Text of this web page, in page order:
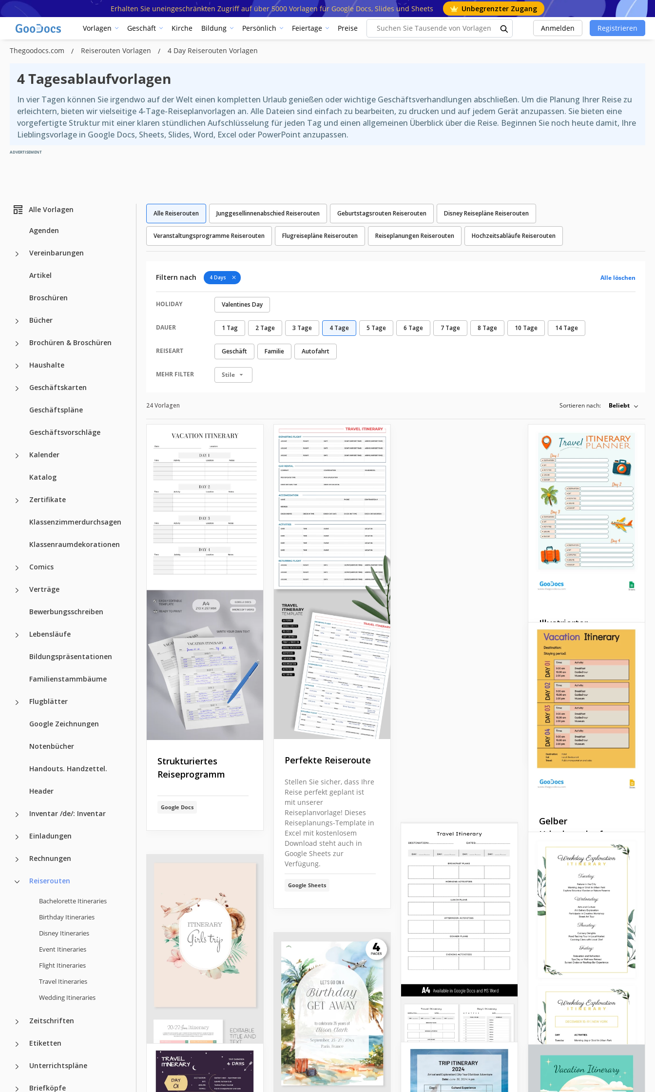
Erhalten Sie uneingeschränkten Zugriff auf über 5000 Vorlagen für Google Docs, Slides und Sheets Unbegrenzter Zugang
Vorlagen Geschäft Kirche Bildung Persönlich Feiertage Preise Anmelden Registrieren
Thegoodocs.com Reiserouten Vorlagen 4 Day Reiserouten Vorlagen
4 Tagesablaufvorlagen
In vier Tagen können Sie irgendwo auf der Welt einen kompletten Urlaub genießen oder wichtige Geschäftsverhandlungen abschließen. Um die Planung Ihrer Reise zu
erleichtern, bieten wir vielseitige 4-Tage-Reiseplanvorlagen an. Alle Dateien sind einfach zu bearbeiten, zu drucken und auf jedem Gerät anzupassen. Sie bieten eine
vorgefertigte Struktur mit einer klaren stündlichen Aufschlüsselung für jeden Tag und einen allgemeinen Überblick über die Reise. Beginnen Sie noch heute damit, Ihre
Lieblingsvorlage in Google Docs, Sheets, Slides, Word, Excel oder PowerPoint anzupassen.
ADVERTISEMENT
Alle Vorlagen
Agenden
Vereinbarungen
Artikel
Broschüren
Bücher
Brochüren & Broschüren
Haushalte
Geschäftskarten
Geschäftspläne
Geschäftsvorschläge
Kalender
Katalog
Zertifikate
Klassenzimmerdurchsagen
Klassenraumdekorationen
Comics
Verträge
Bewerbungsschreiben
Lebensläufe
Bildungspräsentationen
Familienstammbäume
Flugblätter
Google Zeichnungen
Notenbücher
Handouts. Handzettel.
Header
Inventar /de/: Inventar
Einladungen
Rechnungen
Reiserouten
Bachelorette Itineraries
Birthday Itineraries
Disney Itineraries
Event Itineraries
Flight Itineraries
Travel Itineraries
Wedding Itineraries
Zeitschriften
Etiketten
Unterrichtspläne
Briefköpfe
Alle Reiserouten Junggesellinnenabschied Reiserouten Geburtstagsrouten Reiserouten Disney Reisepläne Reiserouten
Veranstaltungsprogramme Reiserouten Flugreisepläne Reiserouten Reiseplanungen Reiserouten Hochzeitsabläufe Reiserouten
Filtern nach 4 Days Alle löschen
HOLIDAY Valentines Day
DAUER 1 Tag 2 Tage 3 Tage 4 Tage 5 Tage 6 Tage 7 Tage 8 Tage 10 Tage 14 Tage
REISEART Geschäft Familie Autofahrt
Stile
MEHR FILTER
24 Vorlagen Sortieren nach: Beliebt
Strukturiertes
Reiseprogramm
Google Docs
Perfekte Reiseroute
Stellen Sie sicher, dass Ihre
Reise perfekt geplant ist
mit unserer
Reiseplanvorlage! Dieses
Reiseplanungs-Template in
Excel mit kostenlosem
Download steht auch in
Google Sheets zur
Verfügung.
Google Sheets
Illustrierter
Reiseplan
Hier ist einer der
niedlichsten Reiseplaner!
Wir freuen uns, Ihnen
unsere Einfache
Reiseablaufplaner-Vorlage
in Google Sheets
vorzustellen.
Google Sheets
Gelber
Urlaubsverlauf
Wenn Sie während Ihres
Urlaubs oder Wochenendes
Zeit haben möchten, um all
Ihre Pläne umzusetzen,
sollten Sie über einen
optimierten Plan im Voraus
nachdenken!
Google Slides